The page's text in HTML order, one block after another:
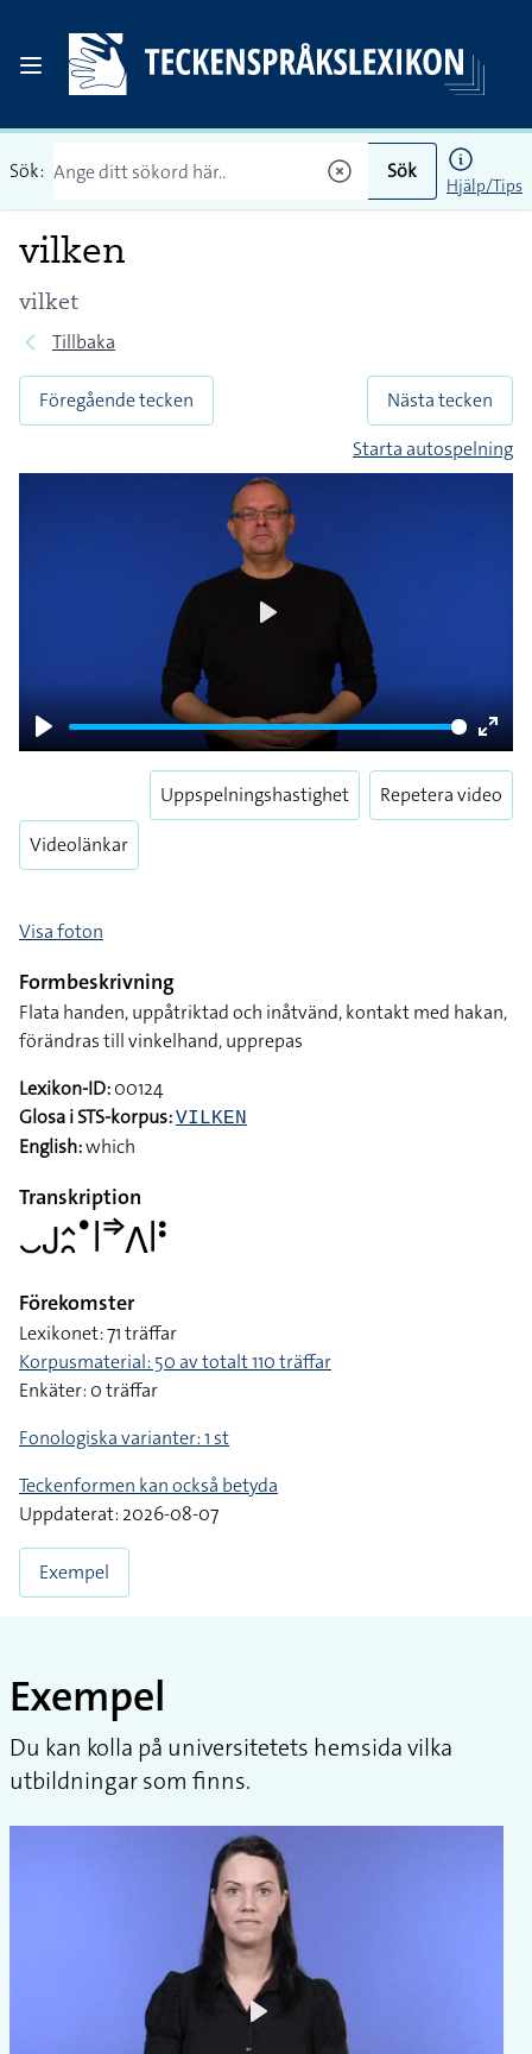
Sök: Sök
Hjälp/Tips
vilken
vilket
Tillbaka
Föregående tecken
Nästa tecken
Starta autospelning
Play
Enter
Videolänkar
Uppspelningshastighet Repetera video
Visa foton
Formbeskrivning
Flata handen, uppåtriktad och inåtvänd, kontakt med hakan,
förändras till vinkelhand, upprepas
Lexikon-ID:00124
Glosa i STS-korpus:VILKEN
English:which
Transkription
􌤛􌤢􌤵􌥘􌤟􌥼􌦆􌤣􌥼􌥻
Förekomster
Lexikonet: 71 träffar
Korpusmaterial: 50 av totalt 110 träffar
Enkäter: 0 träffar
Fonologiska varianter: 1 st
Teckenformen kan också betyda
Uppdaterat: 2026-08-07
Exempel
Exempel
Du kan kolla på universitetets hemsida vilka
utbildningar som finns.